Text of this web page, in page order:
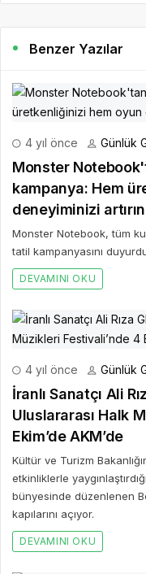
Benzer Yazılar
4 yıl önce Günlük
Monster
kampanya: Hem
deneyiminizi artırın
Monster Notebook, tüm
tatil kampanyasını
DEVAMINI OKU
4 yıl önce Günlük
İranlı Sanatçı Ali
Uluslararası Halk
Ekim’de AKM’de
Kültür ve Turizm
etkinliklerle
bünyesinde düzenlenen
kapılarını açıyor.
DEVAMINI OKU